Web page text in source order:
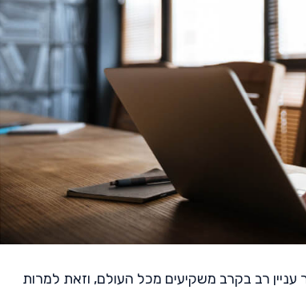
רב בקרב משקיעים מכל העולם, וזאת למרות